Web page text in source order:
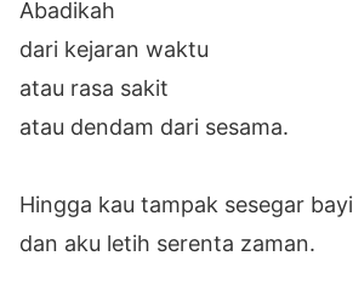
Abadikah
dari kejaran waktu
atau rasa sakit
atau dendam dari sesama.
Hingga kau tampak sesegar bayi
dan aku letih serenta zaman.